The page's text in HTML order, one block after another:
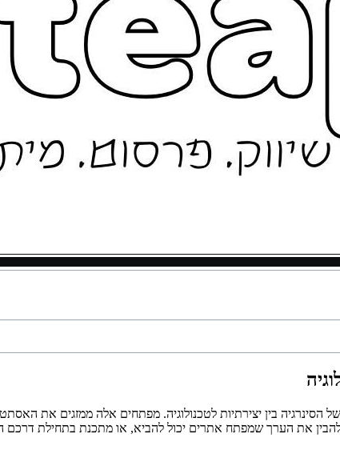
בין יצירתיות לטכנולוגיה. מפתחים אלה ממזגים את
את הערך שמפתח אתרים יכול להביא, או מתכנת בתחילת דרכם